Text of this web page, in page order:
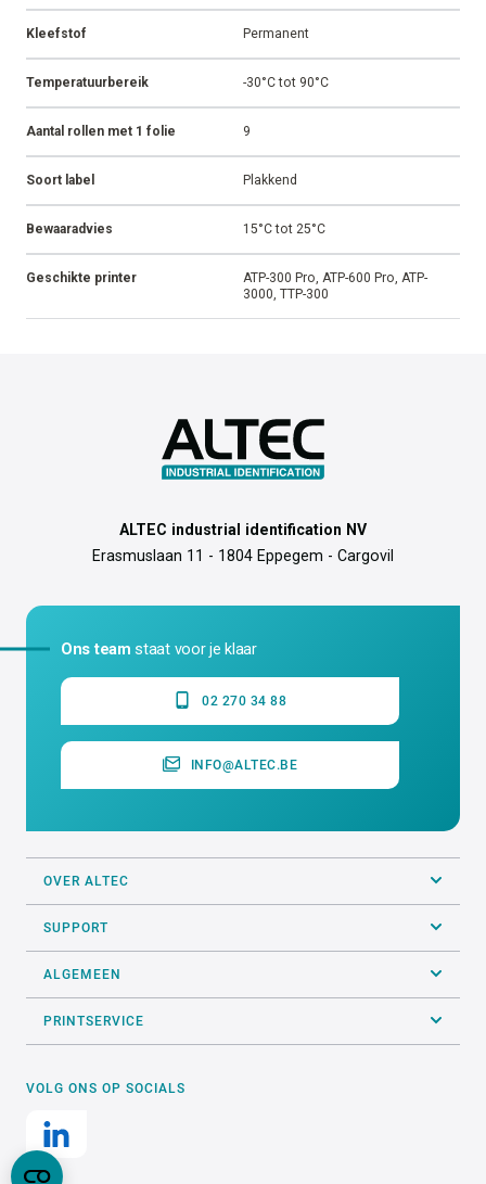
Kleefstof Permanent
Temperatuurbereik -30°C tot 90°C
Aantal rollen met 1 folie 9
Soort label Plakkend
Bewaaradvies 15°C tot 25°C
Geschikte printer
ATP-300 Pro, ATP-600 Pro, ATP-
3000, TTP-300
ALTEC industrial identification NV
Erasmuslaan 11 - 1804 Eppegem - Cargovil
Ons team staat voor je klaar
02 270 34 88
INFO@ALTEC.BE
OVER ALTEC
SUPPORT
ALGEMEEN
PRINTSERVICE
VOLG ONS OP SOCIALS